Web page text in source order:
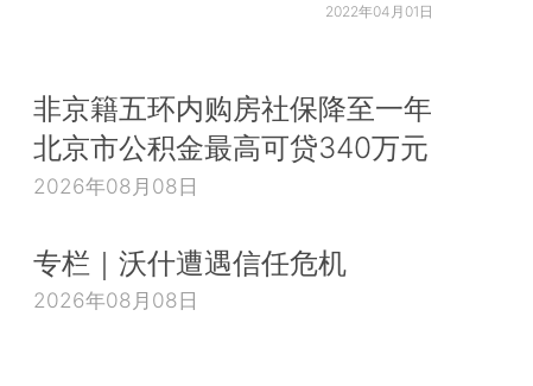
2022年04月01日
非京籍五环内购房社保降至一年
北京市公积金最高可贷340万元
2026年08月08日
专栏｜沃什遭遇信任危机
2026年08月08日